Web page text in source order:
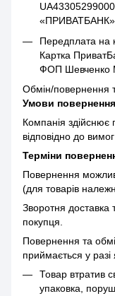
Передплата на
Картка
ФОП Шевченко
Обмін/повернення
Умови
Компанія здійснює
відповідно до
Терміни
Повернення
(для товарів
Зворотня доставка
покупця.
Повернення та
приймається у
Товар втратив
упаковка,